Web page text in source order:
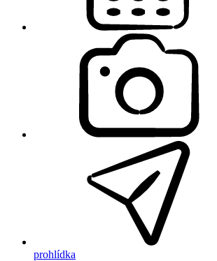
prohlídka